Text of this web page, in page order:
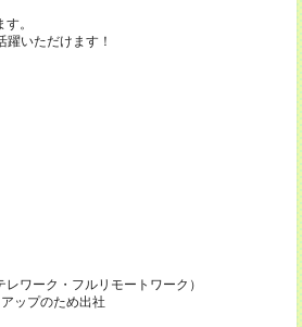
。
いただけます！
ワーク・フルリモートワーク）
ップのため出社